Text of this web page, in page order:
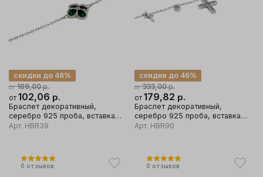
от 189,00р.
скидки до 46%
от 102,06 р.
Браслет декоративный,
серебро 925 проба, вставка
малахит
Арт. HBR39
от 333,00р.
скидки до 46%
от 179,82 р.
Браслет декоративный,
серебро 925 проба, вставка
фианит
Арт. HBR90
0 отзывов 0 отзывов